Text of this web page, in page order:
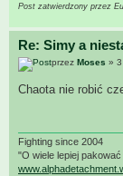
Post zatwierdzony przez
Re: Simy a
przez Moses »
Chaota nie robić
Fighting since 2004
"O wiele lepiej